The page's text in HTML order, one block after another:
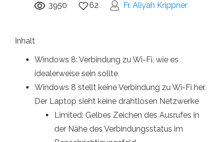
3950 62 Fr. Aliyah Krippner
Inhalt
Windows 8: Verbindung zu Wi-Fi, wie es
idealerweise sein sollte
Windows 8 stellt keine Verbindung zu Wi-Fi her.
Der Laptop sieht keine drahtlosen Netzwerke
Limited: Gelbes Zeichen des Ausrufes in
der Nähe des Verbindungsstatus im